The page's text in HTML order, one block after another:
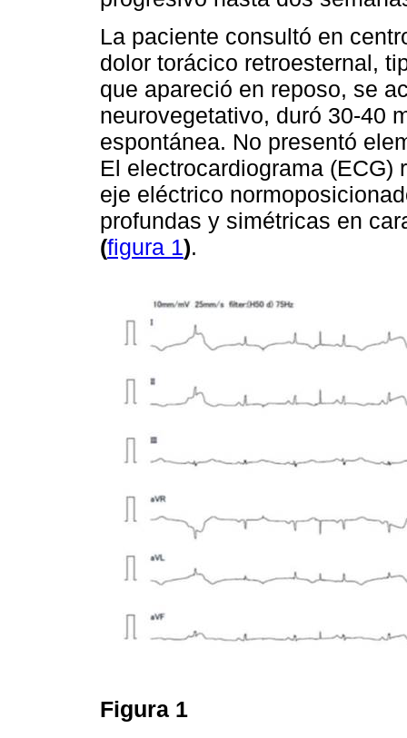
La paciente consultó en
dolor torácico retroesternal,
que apareció en reposo, se
neurovegetativo, duró 30-40
espontánea. No presentó
El electrocardiograma
eje eléctrico
profundas y simétricas en
(figura 1).
Figura 1